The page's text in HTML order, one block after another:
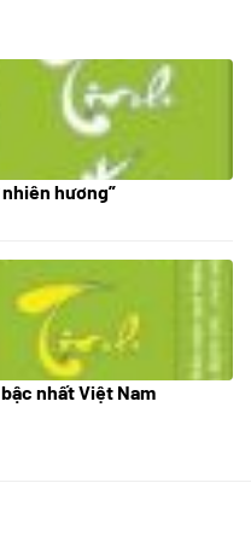
hương”
nhất Việt Nam